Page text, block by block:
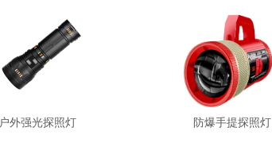
户外强光探照灯 防爆手提探照灯